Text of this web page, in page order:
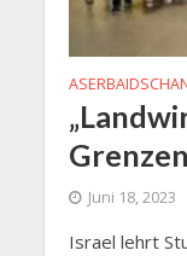
Juni 18, 2023
Israel lehrt